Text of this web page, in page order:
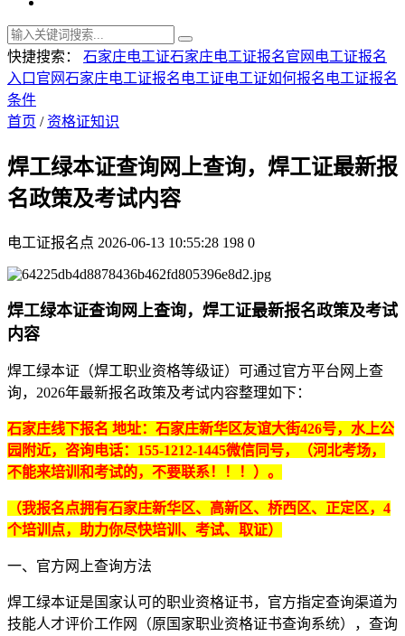
快捷搜索： 石家庄电工证石家庄电工证报名官网 电工证报名
入口官网石家庄电工证报名 电工证电工证如何报名 电工证报名
条件
首页 / 资格证知识
焊工绿本证查询网上查询，焊工证最新报
名政策及考试内容
电工证报名点 2026-06-13 10:55:28 198 0
焊工绿本证查询网上查询，焊工证最新报名政策及考试
内容
‌焊工绿本证（焊工职业资格等级证）可通过官方平台网上查
询，2026年最新报名政策及考试内容整理如下：
石家庄线下报名 地址：石家庄新华区友谊大街426号，水上公
园附近，咨询电话：155-1212-1445微信同号，（河北考场，
不能来培训和考试的，不要联系！！！）。
（我报名点拥有石家庄新华区、高新区、桥西区、正定区，4
个培训点，助力你尽快培训、考试、取证）‌
一、官方网上查询方法
焊工绿本证是国家认可的职业资格证书，官方指定查询渠道为‌
技能人才评价工作网‌（原国家职业资格证书查询系统），查询